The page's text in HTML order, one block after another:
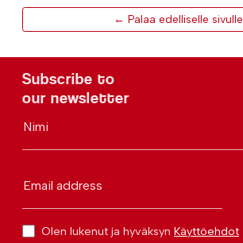
← Palaa edelliselle sivulle
Subscribe to
our newsletter
Nimi
Email address
Olen lukenut ja hyväksyn Käyttöehdot